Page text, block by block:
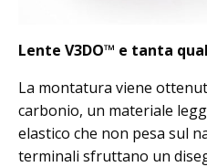
Lente V3DO™ e tanta
La montatura viene
carbonio, un materiale
elastico che non pesa sul
terminali sfruttano un